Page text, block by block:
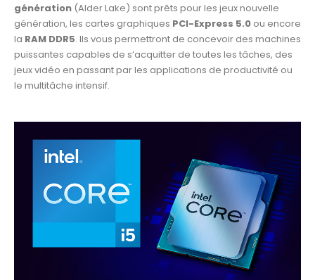
génération (Alder Lake) sont prêts pour les jeux nouvelle
génération, les cartes graphiques PCI-Express 5.0 ou encore
la RAM DDR5. Ils vous permettront de concevoir des machines
puissantes capables de s’acquitter de toutes les tâches, des
jeux vidéo en passant par les applications de productivité ou
le multitâche intensif.